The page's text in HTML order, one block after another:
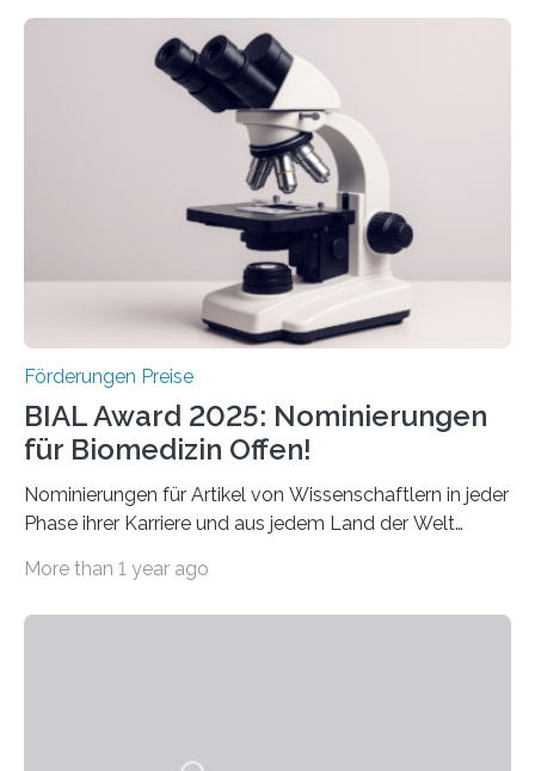
Schlaganfall“ mit Sitz in Würzburg fördert die
Schlaganfallforschung, um die Behandlung der
Betroffenen zu verbessern. Dazu schreibt sie auch in
diesem Jahr wieder deutschlandweit den Hentschel-
Preis aus. Er richtet sich gezielt an jüngere
Forscherinnen und Forscher unter 40 Jahren. Geehrt
werden soll eine herausragende Doktorarbeit oder eine
hochrangige wissenschaftliche Publikation zum Thema
Förderungen Preise
BIAL Award 2025: Nominierungen
für Biomedizin Offen!
Nominierungen für Artikel von Wissenschaftlern in jeder
Phase ihrer Karriere und aus jedem Land der Welt
Leben gerufen, um die bemerkenswertesten
More than 1 year ago